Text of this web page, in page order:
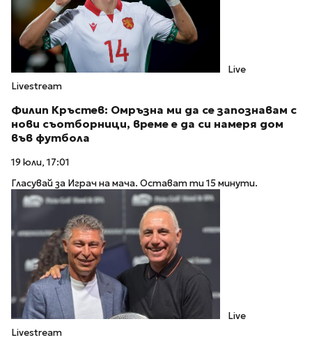
Live
Livestream
Филип Кръстев: Омръзна ми да се запознавам с
нови съотборници, време е да си намеря дом
във футбола
19 юли, 17:01
Гласувай за Играч на мача. Остават ти 15 минути.
Live
Livestream